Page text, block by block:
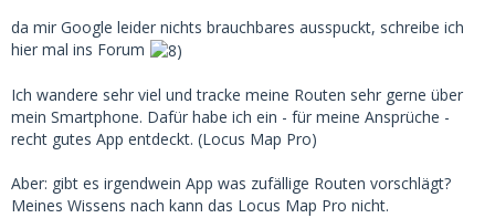
da mir Google leider nichts brauchbares ausspuckt, schreibe ich
hier mal ins Forum
Ich wandere sehr viel und tracke meine Routen sehr gerne über
mein Smartphone. Dafür habe ich ein - für meine Ansprüche -
recht gutes App entdeckt. (Locus Map Pro)
Aber: gibt es irgendwein App was zufällige Routen vorschlägt?
Meines Wissens nach kann das Locus Map Pro nicht.